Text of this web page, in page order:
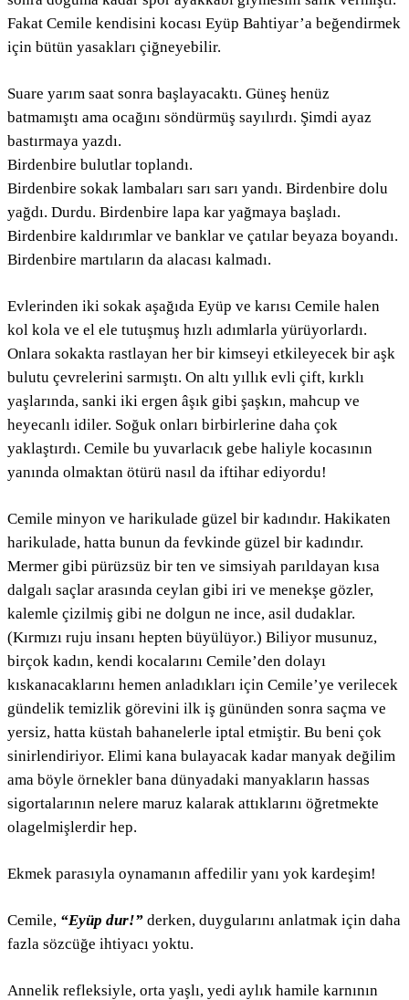
Fakat Cemile kendisini kocası Eyüp Bahtiyar’a beğendirmek
için bütün yasakları çiğneyebilir.
Suare yarım saat sonra başlayacaktı. Güneş henüz
batmamıştı ama ocağını söndürmüş sayılırdı. Şimdi ayaz
bastırmaya yazdı.
Birdenbire bulutlar toplandı.
Birdenbire sokak lambaları sarı sarı yandı. Birdenbire dolu
yağdı. Durdu. Birdenbire lapa kar yağmaya başladı.
Birdenbire kaldırımlar ve banklar ve çatılar beyaza boyandı.
Birdenbire martıların da alacası kalmadı.
Evlerinden iki sokak aşağıda Eyüp ve karısı Cemile halen
kol kola ve el ele tutuşmuş hızlı adımlarla yürüyorlardı.
Onlara sokakta rastlayan her bir kimseyi etkileyecek bir aşk
bulutu çevrelerini sarmıştı. On altı yıllık evli çift, kırklı
yaşlarında, sanki iki ergen âşık gibi şaşkın, mahcup ve
heyecanlı idiler. Soğuk onları birbirlerine daha çok
yaklaştırdı. Cemile bu yuvarlacık gebe haliyle kocasının
yanında olmaktan ötürü nasıl da iftihar ediyordu!
Cemile minyon ve harikulade güzel bir kadındır. Hakikaten
harikulade, hatta bunun da fevkinde güzel bir kadındır.
Mermer gibi pürüzsüz bir ten ve simsiyah parıldayan kısa
dalgalı saçlar arasında ceylan gibi iri ve menekşe gözler,
kalemle çizilmiş gibi ne dolgun ne ince, asil dudaklar.
(Kırmızı ruju insanı hepten büyülüyor.) Biliyor musunuz,
birçok kadın, kendi kocalarını Cemile’den dolayı
kıskanacaklarını hemen anladıkları için Cemile’ye verilecek
gündelik temizlik görevini ilk iş gününden sonra saçma ve
yersiz, hatta küstah bahanelerle iptal etmiştir. Bu beni çok
sinirlendiriyor. Elimi kana bulayacak kadar manyak değilim
ama böyle örnekler bana dünyadaki manyakların hassas
sigortalarının nelere maruz kalarak attıklarını öğretmekte
olagelmişlerdir hep.
Ekmek parasıyla oynamanın affedilir yanı yok kardeşim!
Cemile, “Eyüp dur!” derken, duygularını anlatmak için daha
fazla sözcüğe ihtiyacı yoktu.
Annelik refleksiyle, orta yaşlı, yedi aylık hamile karnının